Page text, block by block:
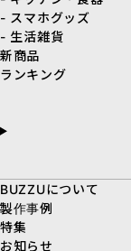
- スマホグッズ
- 生活雑貨
新商品
ランキング
BUZZUについて
製作事例
特集
お知らせ